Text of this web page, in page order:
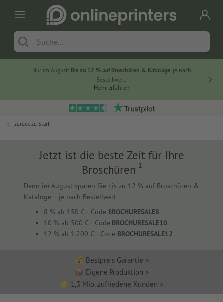
Nur im August: Bis zu 12 % auf Broschüren & Kataloge, je nach
Bestellwert.
Mehr erfahren
zurück zu Start
Jetzt ist die beste Zeit für Ihre
Broschüren 1
Denn im August sparen Sie bis zu 12 % auf Broschüren &
Kataloge – je nach Bestellwert.
8 % ab 150 € · Code BROCHURESALE8
10 % ab 500 € · Code BROCHURESALE10
12 % ab 1.200 € · Code BROCHURESALE12
💰 Bestpreis Garantie
📦 Eigene Produktion
🌟 1,3 Mio. zufriedene Kunden